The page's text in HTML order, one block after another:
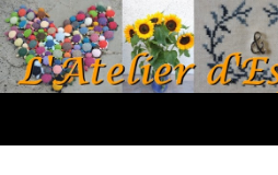
Aller
au
contenu